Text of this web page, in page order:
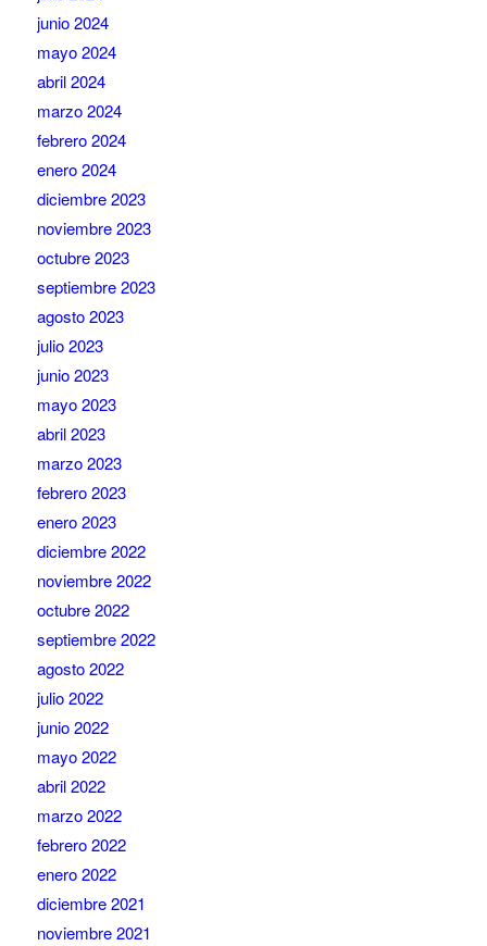
junio 2024
mayo 2024
abril 2024
marzo 2024
febrero 2024
enero 2024
diciembre 2023
noviembre 2023
octubre 2023
septiembre 2023
agosto 2023
julio 2023
junio 2023
mayo 2023
abril 2023
marzo 2023
febrero 2023
enero 2023
diciembre 2022
noviembre 2022
octubre 2022
septiembre 2022
agosto 2022
julio 2022
junio 2022
mayo 2022
abril 2022
marzo 2022
febrero 2022
enero 2022
diciembre 2021
noviembre 2021